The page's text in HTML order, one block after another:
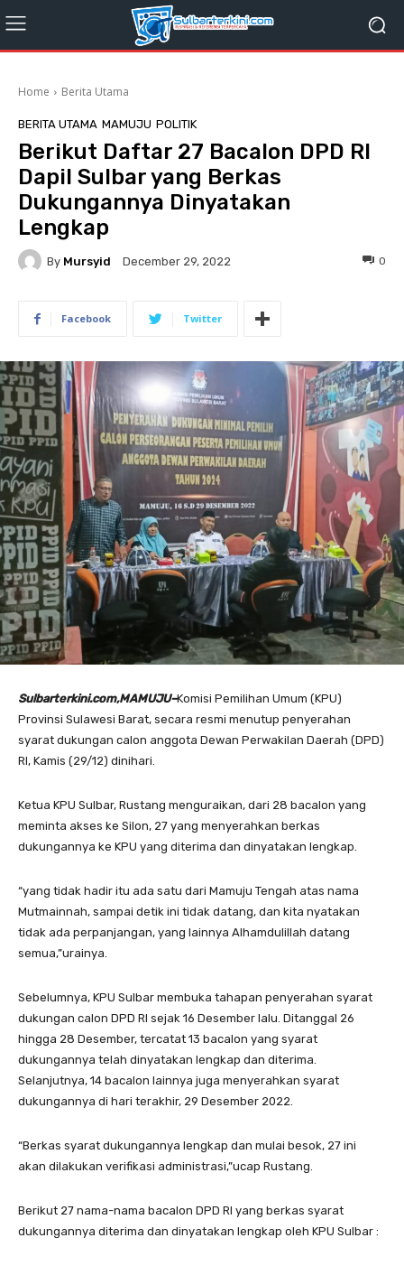
Home Berita Utama
BERITA UTAMA MAMUJU POLITIK
Berikut Daftar 27 Bacalon DPD RI
Dapil Sulbar yang Berkas
Dukungannya Dinyatakan
Lengkap
By Mursyid December 29, 2022 0
Facebook Twitter
Sulbarterkini.com,MAMUJU–Komisi Pemilihan Umum (KPU)
Provinsi Sulawesi Barat, secara resmi menutup penyerahan
syarat dukungan calon anggota Dewan Perwakilan Daerah (DPD)
RI, Kamis (29/12) dinihari.
Ketua KPU Sulbar, Rustang menguraikan, dari 28 bacalon yang
meminta akses ke Silon, 27 yang menyerahkan berkas
dukungannya ke KPU yang diterima dan dinyatakan lengkap.
“yang tidak hadir itu ada satu dari Mamuju Tengah atas nama
Mutmainnah, sampai detik ini tidak datang, dan kita nyatakan
tidak ada perpanjangan, yang lainnya Alhamdulillah datang
semua,”urainya.
Sebelumnya, KPU Sulbar membuka tahapan penyerahan syarat
dukungan calon DPD RI sejak 16 Desember lalu. Ditanggal 26
hingga 28 Desember, tercatat 13 bacalon yang syarat
dukungannya telah dinyatakan lengkap dan diterima.
Selanjutnya, 14 bacalon lainnya juga menyerahkan syarat
dukungannya di hari terakhir, 29 Desember 2022.
“Berkas syarat dukungannya lengkap dan mulai besok, 27 ini
akan dilakukan verifikasi administrasi,”ucap Rustang.
Berikut 27 nama-nama bacalon DPD RI yang berkas syarat
dukungannya diterima dan dinyatakan lengkap oleh KPU Sulbar :